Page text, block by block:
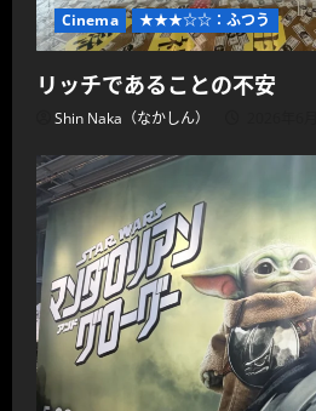
Cinema ★★★☆☆：ふつう
リッチであることの不安
Shin Naka（なかしん）